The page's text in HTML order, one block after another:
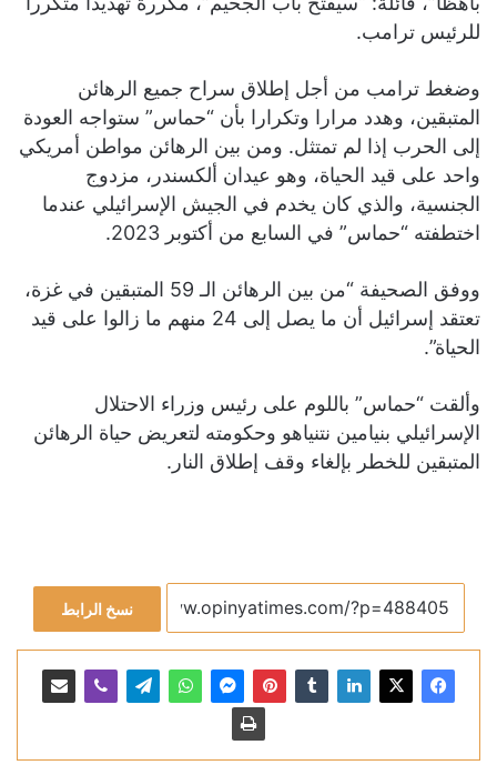
للرئيس ترامب.
وضغط ترامب من أجل إطلاق سراح جميع الرهائن
المتبقين، وهدد مرارا وتكرارا بأن “حماس” ستواجه العودة
إلى الحرب إذا لم تمتثل. ومن بين الرهائن مواطن أمريكي
واحد على قيد الحياة، وهو عيدان ألكسندر، مزدوج
الجنسية، والذي كان يخدم في الجيش الإسرائيلي عندما
اختطفته “حماس” في السابع من أكتوبر 2023.
ووفق الصحيفة “من بين الرهائن الـ 59 المتبقين في غزة،
تعتقد إسرائيل أن ما يصل إلى 24 منهم ما زالوا على قيد
الحياة”.
وألقت “حماس” باللوم على رئيس وزراء الاحتلال
الإسرائيلي بنيامين نتنياهو وحكومته لتعريض حياة الرهائن
المتبقين للخطر بإلغاء وقف إطلاق النار.
نسخ الرابط